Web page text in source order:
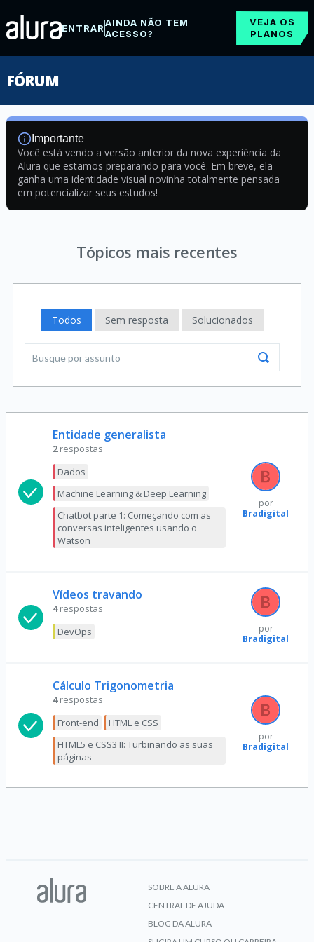
ENTRARAINDA NÃO TEM
ACESSO?
VEJA OS
PLANOS
FÓRUM
Importante
Você está vendo a versão anterior da nova experiência da
Alura que estamos preparando para você. Em breve, ela
ganha uma identidade visual novinha totalmente pensada
em potencializar seus estudos!
Tópicos mais recentes
Todos Sem resposta Solucionados
Entidade generalista
2 respostas
Dados
Machine Learning & Deep Learning
Chatbot parte 1: Começando com as
conversas inteligentes usando o
Watson
por
Bradigital
Vídeos travando
4 respostas
DevOps
por
Bradigital
Cálculo Trigonometria
4 respostas
Front-end
HTML e CSS
HTML5 e CSS3 II: Turbinando as suas
páginas
por
Bradigital
SOBRE A ALURA
CENTRAL DE AJUDA
BLOG DA ALURA